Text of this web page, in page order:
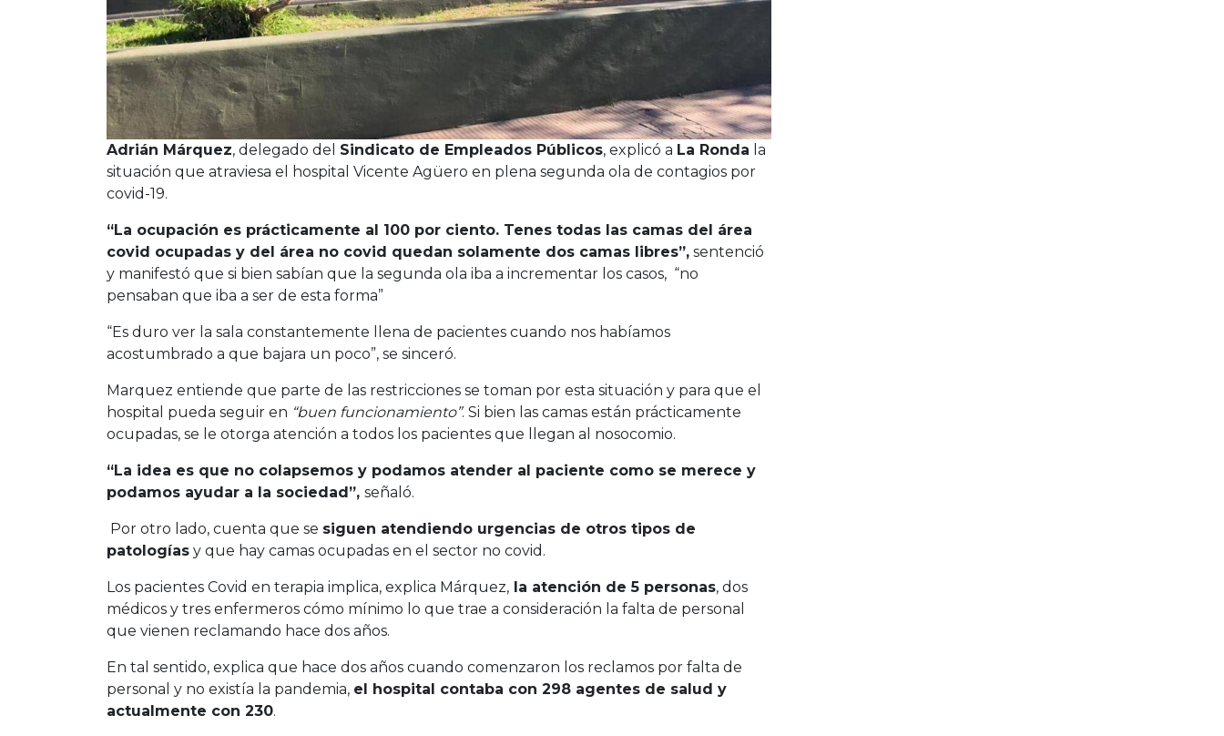
Adrián Márquez, delegado del Sindicato de Empleados Públicos, explicó a La Ronda la
situación que atraviesa el hospital Vicente Agüero en plena segunda ola de contagios por
covid-19.
“La ocupación es prácticamente al 100 por ciento. Tenes todas las camas del área
covid ocupadas y del área no covid quedan solamente dos camas libres”, sentenció
y manifestó que si bien sabían que la segunda ola iba a incrementar los casos, “no
pensaban que iba a ser de esta forma”
“Es duro ver la sala constantemente llena de pacientes cuando nos habíamos
acostumbrado a que bajara un poco”, se sinceró.
Marquez entiende que parte de las restricciones se toman por esta situación y para que el
hospital pueda seguir en “buen funcionamiento”. Si bien las camas están prácticamente
ocupadas, se le otorga atención a todos los pacientes que llegan al nosocomio.
“La idea es que no colapsemos y podamos atender al paciente como se merece y
podamos ayudar a la sociedad”, señaló.
Por otro lado, cuenta que se siguen atendiendo urgencias de otros tipos de
patologías y que hay camas ocupadas en el sector no covid.
Los pacientes Covid en terapia implica, explica Márquez, la atención de 5 personas, dos
médicos y tres enfermeros cómo mínimo lo que trae a consideración la falta de personal
que vienen reclamando hace dos años.
En tal sentido, explica que hace dos años cuando comenzaron los reclamos por falta de
personal y no existía la pandemia, el hospital contaba con 298 agentes de salud y
actualmente con 230.